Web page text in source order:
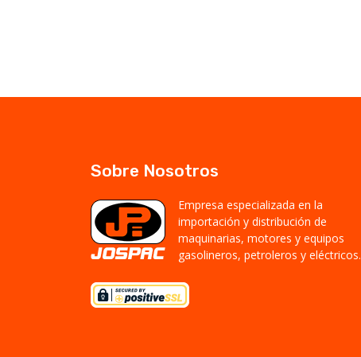
Sobre Nosotros
Empresa especializada en la
importación y distribución de
maquinarias, motores y equipos
gasolineros, petroleros y eléctricos.